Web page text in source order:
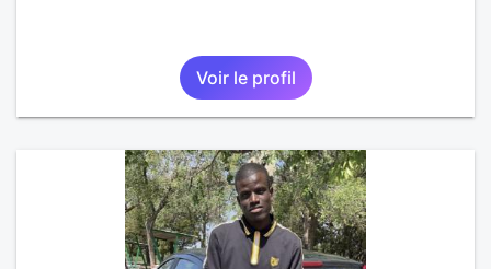
Voir le profil